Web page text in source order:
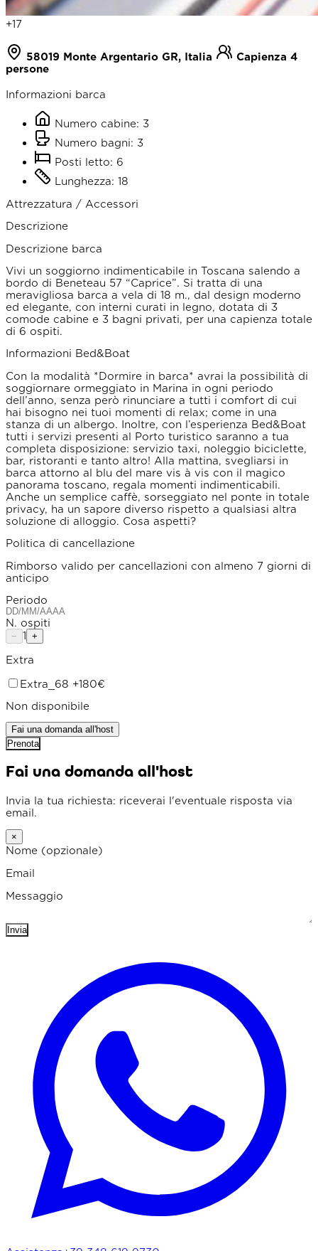
+17
58019 Monte Argentario GR, Italia
Capienza 4
persone
Informazioni barca
Numero cabine: 3
Numero bagni: 3
Posti letto: 6
Lunghezza: 18
Attrezzatura / Accessori
Descrizione
Descrizione barca
Vivi un soggiorno indimenticabile in Toscana salendo a
bordo di Beneteau 57 “Caprice”. Si tratta di una
meravigliosa barca a vela di 18 m., dal design moderno
ed elegante, con interni curati in legno, dotata di 3
comode cabine e 3 bagni privati, per una capienza totale
di 6 ospiti.
Informazioni Bed&Boat
Con la modalità *Dormire in barca* avrai la possibilità di
soggiornare ormeggiato in Marina in ogni periodo
dell’anno, senza però rinunciare a tutti i comfort di cui
hai bisogno nei tuoi momenti di relax; come in una
stanza di un albergo. Inoltre, con l’esperienza Bed&Boat
tutti i servizi presenti al Porto turistico saranno a tua
completa disposizione: servizio taxi, noleggio biciclette,
bar, ristoranti e tanto altro! Alla mattina, svegliarsi in
barca attorno al blu del mare vis à vis con il magico
panorama toscano, regala momenti indimenticabili.
Anche un semplice caffè, sorseggiato nel ponte in totale
privacy, ha un sapore diverso rispetto a qualsiasi altra
soluzione di alloggio. Cosa aspetti?
Politica di cancellazione
Rimborso valido per cancellazioni con almeno 7 giorni di
anticipo
Periodo
N. ospiti
− 1 +
Extra
Extra_68 +180€
Non disponibile
Fai una domanda all'host
Prenota
Fai una domanda all'host
Invia la tua richiesta: riceverai l'eventuale risposta via
email.
×
Nome (opzionale)
Email
Messaggio
Invia